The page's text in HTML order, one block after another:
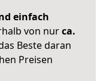
einfach
von nurca.
Beste daran
Preisen